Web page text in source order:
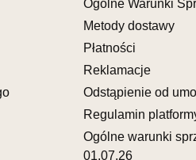
Godziny
Pn-Pt:
SALON
Salon
83-340
Ogólne Warunki
Metody dostawy
Płatności
Reklamacje
Odstąpienie od
Regulamin
Ogólne warunki
01.07.26